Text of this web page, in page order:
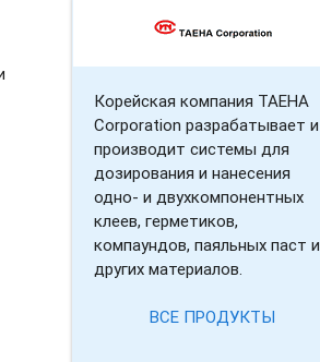
Корейская компания TAEHA
Corporation разрабатывает и
производит системы для
дозирования и нанесения
одно- и двухкомпонентных
клеев, герметиков,
компаундов, паяльных паст и
других материалов.
ВСЕ ПРОДУКТЫ